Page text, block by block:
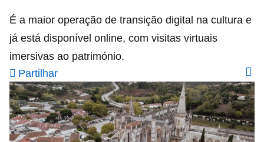
É a maior operação de transição digital na cultura e
já está disponível online, com visitas virtuais
imersivas ao património.
Partilhar